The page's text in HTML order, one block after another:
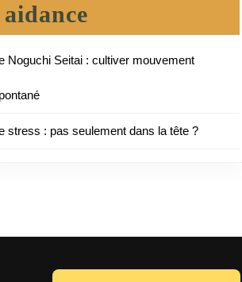
aidance
Noguchi Seitai : cultiver mouvement
stress : pas seulement dans la tête ?